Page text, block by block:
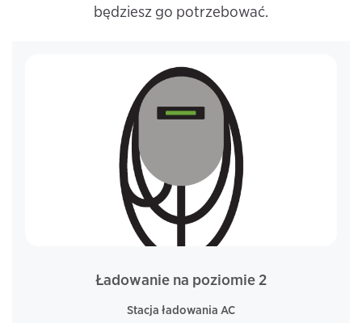
będziesz go potrzebować.
Ładowanie na poziomie 2
Stacja ładowania AC